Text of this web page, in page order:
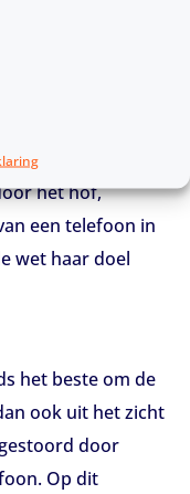
handen nodig.
nog een boete
telefoon
Het hof deed dit
als deze
het hof,
een telefoon in
wet haar doel
het beste om de
ook uit het zicht
door
Op dit